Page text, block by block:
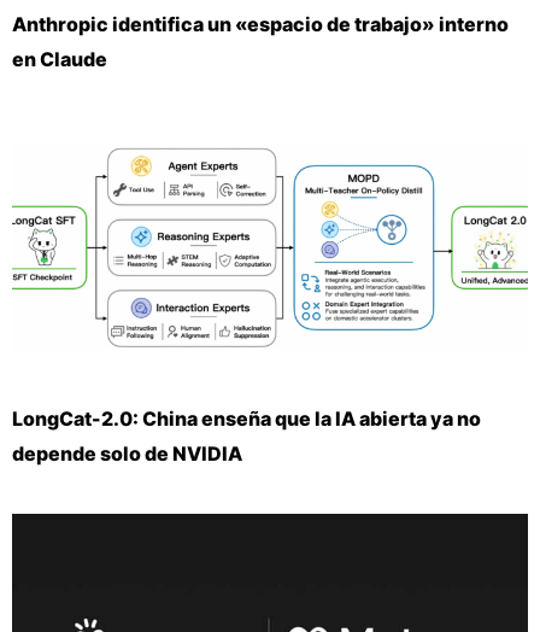
Anthropic identifica un «espacio de trabajo» interno
en Claude
LongCat-2.0: China enseña que la IA abierta ya no
depende solo de NVIDIA